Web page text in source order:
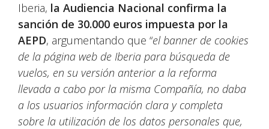
Iberia, la Audiencia Nacional confirma la
sanción de 30.000 euros impuesta por la
AEPD, argumentando que “el banner de cookies
de la página web de Iberia para búsqueda de
vuelos, en su versión anterior a la reforma
llevada a cabo por la misma Compañía, no daba
a los usuarios información clara y completa
sobre la utilización de los datos personales que,